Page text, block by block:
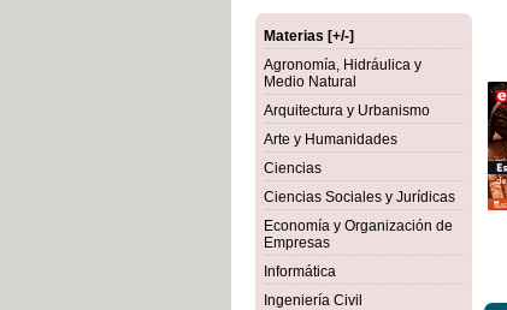
Materias [+/-]
Agronomía, Hidráulica y
Medio Natural
Arquitectura y Urbanismo
Arte y Humanidades
Ciencias
Ciencias Sociales y Jurídicas
Economía y Organización de
Empresas
Informática
Ingeniería Civil